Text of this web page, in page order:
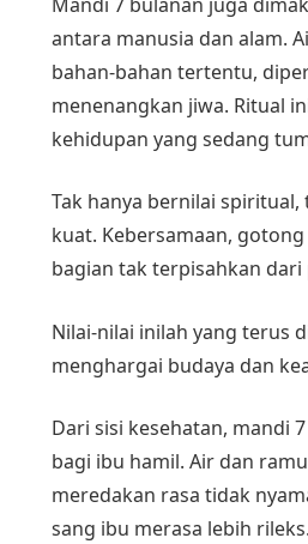
antara manusia dan alam.
bahan-bahan tertentu,
menenangkan jiwa. Ritual
kehidupan yang sedang
Tak hanya bernilai
kuat. Kebersamaan,
bagian tak terpisahkan
Nilai-nilai inilah yang terus
menghargai budaya dan
Dari sisi kesehatan, mandi
bagi ibu hamil. Air dan
meredakan rasa tidak
sang ibu merasa lebih rileks.